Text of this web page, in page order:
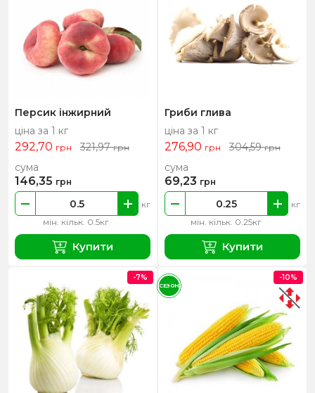
Персик інжирний
ціна за 1 кг
292,70 грн 321,97грн
мін. кільк. 0.5кг
кг
сума
146,35 грн
Купити
Гриби глива
ціна за 1 кг
276,90 грн 304,59грн
мін. кільк. 0.25кг
кг
сума
69,23 грн
Купити
-7% -10%
СЕЗОН